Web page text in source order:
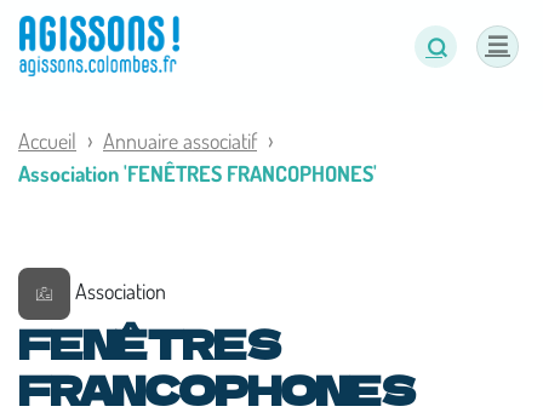
Accueil
Annuaire associatif
Association 'FENÊTRES FRANCOPHONES'
Association
FENÊTRES
FRANCOPHONES
Panneau de gestion des cookies